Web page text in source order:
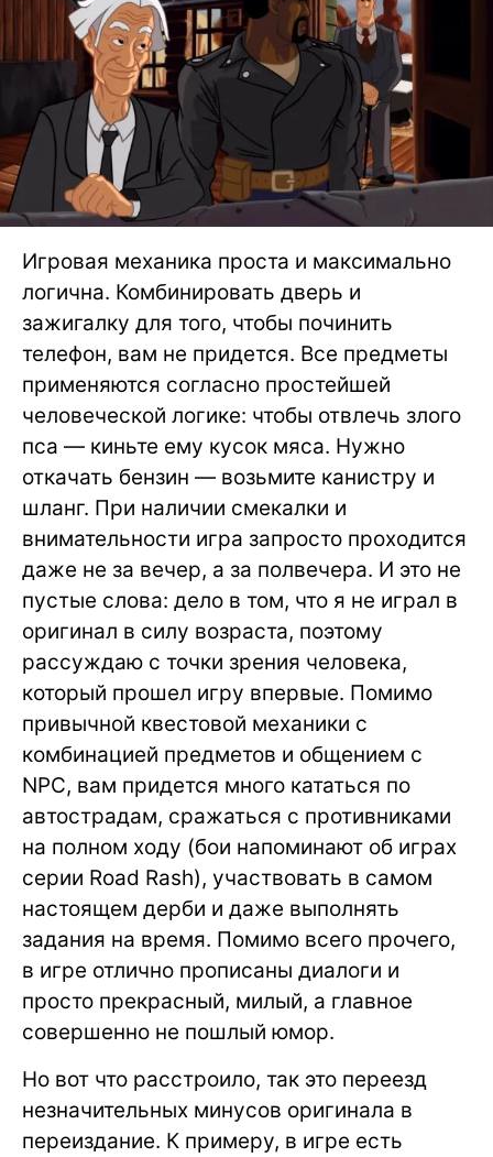
Игровая механика проста и максимально
логична. Комбинировать дверь и
зажигалку для того, чтобы починить
телефон, вам не придется. Все предметы
применяются согласно простейшей
человеческой логике: чтобы отвлечь злого
пса — киньте ему кусок мяса. Нужно
откачать бензин — возьмите канистру и
шланг. При наличии смекалки и
внимательности игра запросто проходится
даже не за вечер, а за полвечера. И это не
пустые слова: дело в том, что я не играл в
оригинал в силу возраста, поэтому
рассуждаю с точки зрения человека,
который прошел игру впервые. Помимо
привычной квестовой механики с
комбинацией предметов и общением с
NPC, вам придется много кататься по
автострадам, сражаться с противниками
на полном ходу (бои напоминают об играх
серии Road Rash), участвовать в самом
настоящем дерби и даже выполнять
задания на время. Помимо всего прочего,
в игре отлично прописаны диалоги и
просто прекрасный, милый, а главное
совершенно не пошлый юмор.
Но вот что расстроило, так это переезд
незначительных минусов оригинала в
переиздание. К примеру, в игре есть